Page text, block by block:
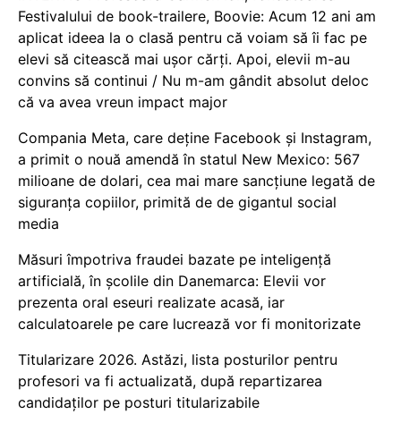
Festivalului de book-trailere, Boovie: Acum 12 ani am
aplicat ideea la o clasă pentru că voiam să îi fac pe
elevi să citească mai ușor cărți. Apoi, elevii m-au
convins să continui / Nu m-am gândit absolut deloc
că va avea vreun impact major
Compania Meta, care deține Facebook și Instagram,
a primit o nouă amendă în statul New Mexico: 567
milioane de dolari, cea mai mare sancțiune legată de
siguranța copiilor, primită de de gigantul social
media
Măsuri împotriva fraudei bazate pe inteligență
artificială, în școlile din Danemarca: Elevii vor
prezenta oral eseuri realizate acasă, iar
calculatoarele pe care lucrează vor fi monitorizate
Titularizare 2026. Astăzi, lista posturilor pentru
profesori va fi actualizată, după repartizarea
candidaților pe posturi titularizabile